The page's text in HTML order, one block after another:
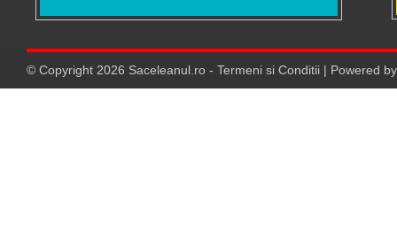
© Copyright 2026 Saceleanul.ro - Termeni si Conditii | Powered